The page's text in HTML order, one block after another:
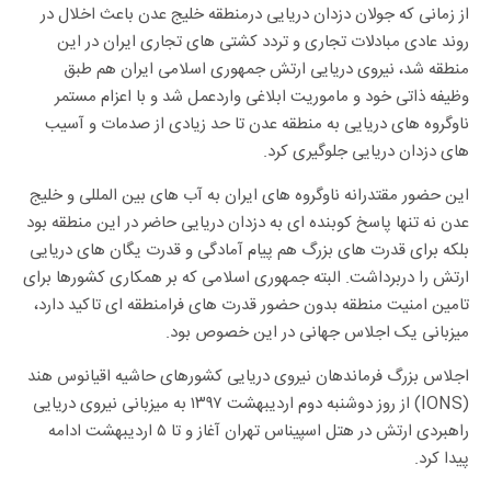
از زمانی که جولان دزدان دریایی درمنطقه خلیج عدن باعث اخلال در
روند عادی مبادلات تجاری و تردد کشتی های تجاری ایران در این
منطقه شد، نیروی دریایی ارتش جمهوری اسلامی ایران هم طبق
وظیفه ذاتی خود و ماموریت ابلاغی واردعمل شد و با اعزام مستمر
ناوگروه های دریایی به منطقه عدن تا حد زیادی از صدمات و آسیب
های دزدان دریایی جلوگیری کرد.
این حضور مقتدرانه ناوگروه های ایران به آب های بین المللی و خلیج
عدن نه تنها پاسخ کوبنده ای به دزدان دریایی حاضر در این منطقه بود
بلکه برای قدرت های بزرگ هم پیام آمادگی و قدرت یگان های دریایی
ارتش را دربرداشت. البته جمهوری اسلامی که بر همکاری کشورها برای
تامین امنیت منطقه بدون حضور قدرت های فرامنطقه ای تاکید دارد،
میزبانی یک اجلاس جهانی در این خصوص بود.
اجلاس بزرگ فرماندهان نیروی دریایی کشورهای حاشیه اقیانوس هند
(IONS) از روز دوشنبه دوم اردیبهشت ۱۳۹۷ به میزبانی نیروی دریایی
راهبردی ارتش در هتل اسپیناس تهران آغاز و تا ۵ اردیبهشت ادامه
پیدا کرد.